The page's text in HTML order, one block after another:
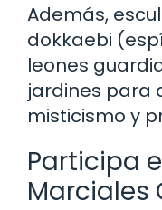
Además,
dokkaebi
leones
jardines para
misticismo y
Participa
Marciales